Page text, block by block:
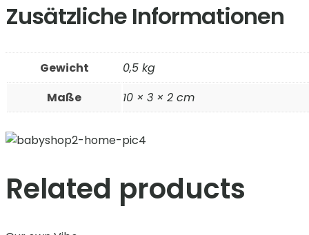
Zusätzliche Informationen
Gewicht
0,5 kg
Maße
10 × 3 × 2 cm
Related products